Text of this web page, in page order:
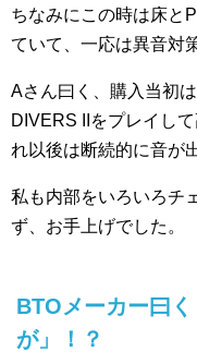
ちなみにこの時は床と
ていて、一応は異音対
Aさん曰く、購入当初
DIVERS IIをプレイし
れ以後は断続的に音が
私も内部をいろいろチ
ず、お手上げでした。
BTOメーカー曰
が」！？